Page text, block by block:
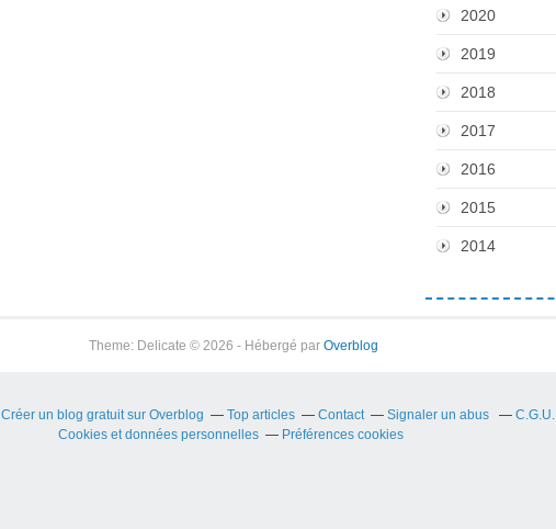
2020
2019
2018
2017
2016
2015
2014
Theme: Delicate © 2026 - Hébergé par Overblog
Créer un blog gratuit sur Overblog Top articles Contact Signaler un abus C.G.U.
Cookies et données personnelles
Préférences cookies